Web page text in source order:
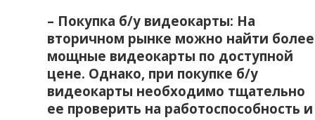
– Покупка б/у видеокарты: На
вторичном рынке можно найти более
мощные видеокарты по доступной
цене. Однако‚ при покупке б/у
видеокарты необходимо тщательно
ее проверить на работоспособность и